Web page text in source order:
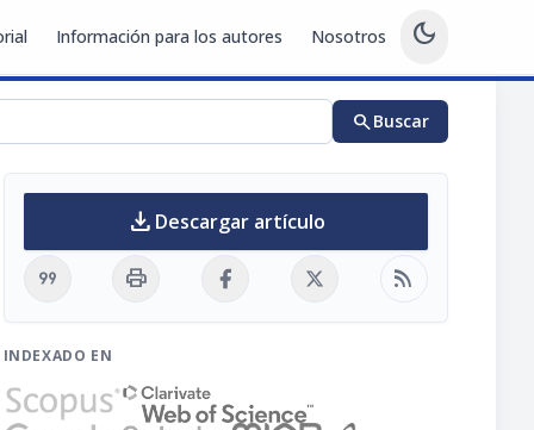
Información para los autores Nosotros dark_mode
searchBuscar
download Descargar artículo
format_quote print rss_feed
INDEXADO EN